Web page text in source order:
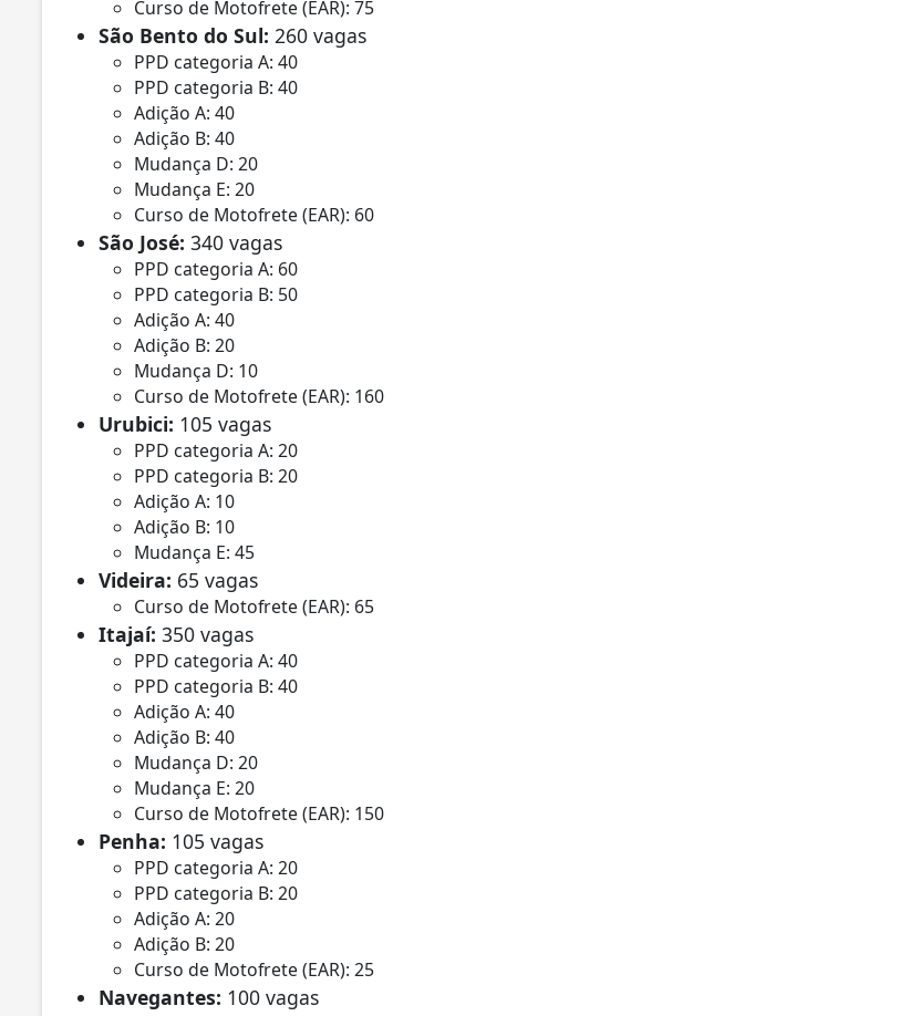
Curso de Motofrete (EAR): 75
São Bento do Sul: 260 vagas
PPD categoria A: 40
PPD categoria B: 40
Adição A: 40
Adição B: 40
Mudança D: 20
Mudança E: 20
Curso de Motofrete (EAR): 60
São José: 340 vagas
PPD categoria A: 60
PPD categoria B: 50
Adição A: 40
Adição B: 20
Mudança D: 10
Curso de Motofrete (EAR): 160
Urubici: 105 vagas
PPD categoria A: 20
PPD categoria B: 20
Adição A: 10
Adição B: 10
Mudança E: 45
Videira: 65 vagas
Curso de Motofrete (EAR): 65
Itajaí: 350 vagas
PPD categoria A: 40
PPD categoria B: 40
Adição A: 40
Adição B: 40
Mudança D: 20
Mudança E: 20
Curso de Motofrete (EAR): 150
Penha: 105 vagas
PPD categoria A: 20
PPD categoria B: 20
Adição A: 20
Adição B: 20
Curso de Motofrete (EAR): 25
Navegantes: 100 vagas